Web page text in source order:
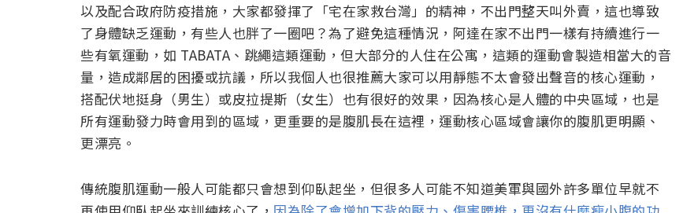
以及配合政府防疫措施，大家都發揮了「宅在家救台灣」的精神，不出門整天叫外賣，這也導致
了身體缺乏運動，有些人也胖了一圈吧？為了避免這種情況，阿達在家不出門一樣有持續進行一
些有氧運動，如 TABATA、跳繩這類運動，但大部分的人住在公寓，這類的運動會製造相當大的音
量，造成鄰居的困擾或抗議，所以我個人也很推薦大家可以用靜態不太會發出聲音的核心運動，
搭配伏地挺身（男生）或皮拉提斯（女生）也有很好的效果，因為核心是人體的中央區域，也是
所有運動發力時會用到的區域，更重要的是腹肌長在這裡，運動核心區域會讓你的腹肌更明顯、
更漂亮。
傳統腹肌運動一般人可能都只會想到仰臥起坐，但很多人可能不知道美軍與國外許多單位早就不